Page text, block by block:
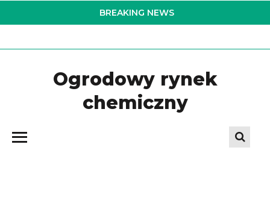
to
BREAKING NEWS
Ogrodowy rynek
chemiczny